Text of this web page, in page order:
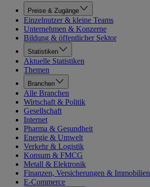
Preise & Zugänge
Einzelnutzer & kleine Teams
Unternehmen & Konzerne
Bildung & öffentlicher Sektor
Statistiken
Aktuelle Statistiken
Themen
Branchen
Alle Branchen
Wirtschaft & Politik
Gesellschaft
Internet
Pharma & Gesundheit
Energie & Umwelt
Verkehr & Logistik
Konsum & FMCG
Metall & Elektronik
Finanzen, Versicherungen & Immobilien
E-Commerce